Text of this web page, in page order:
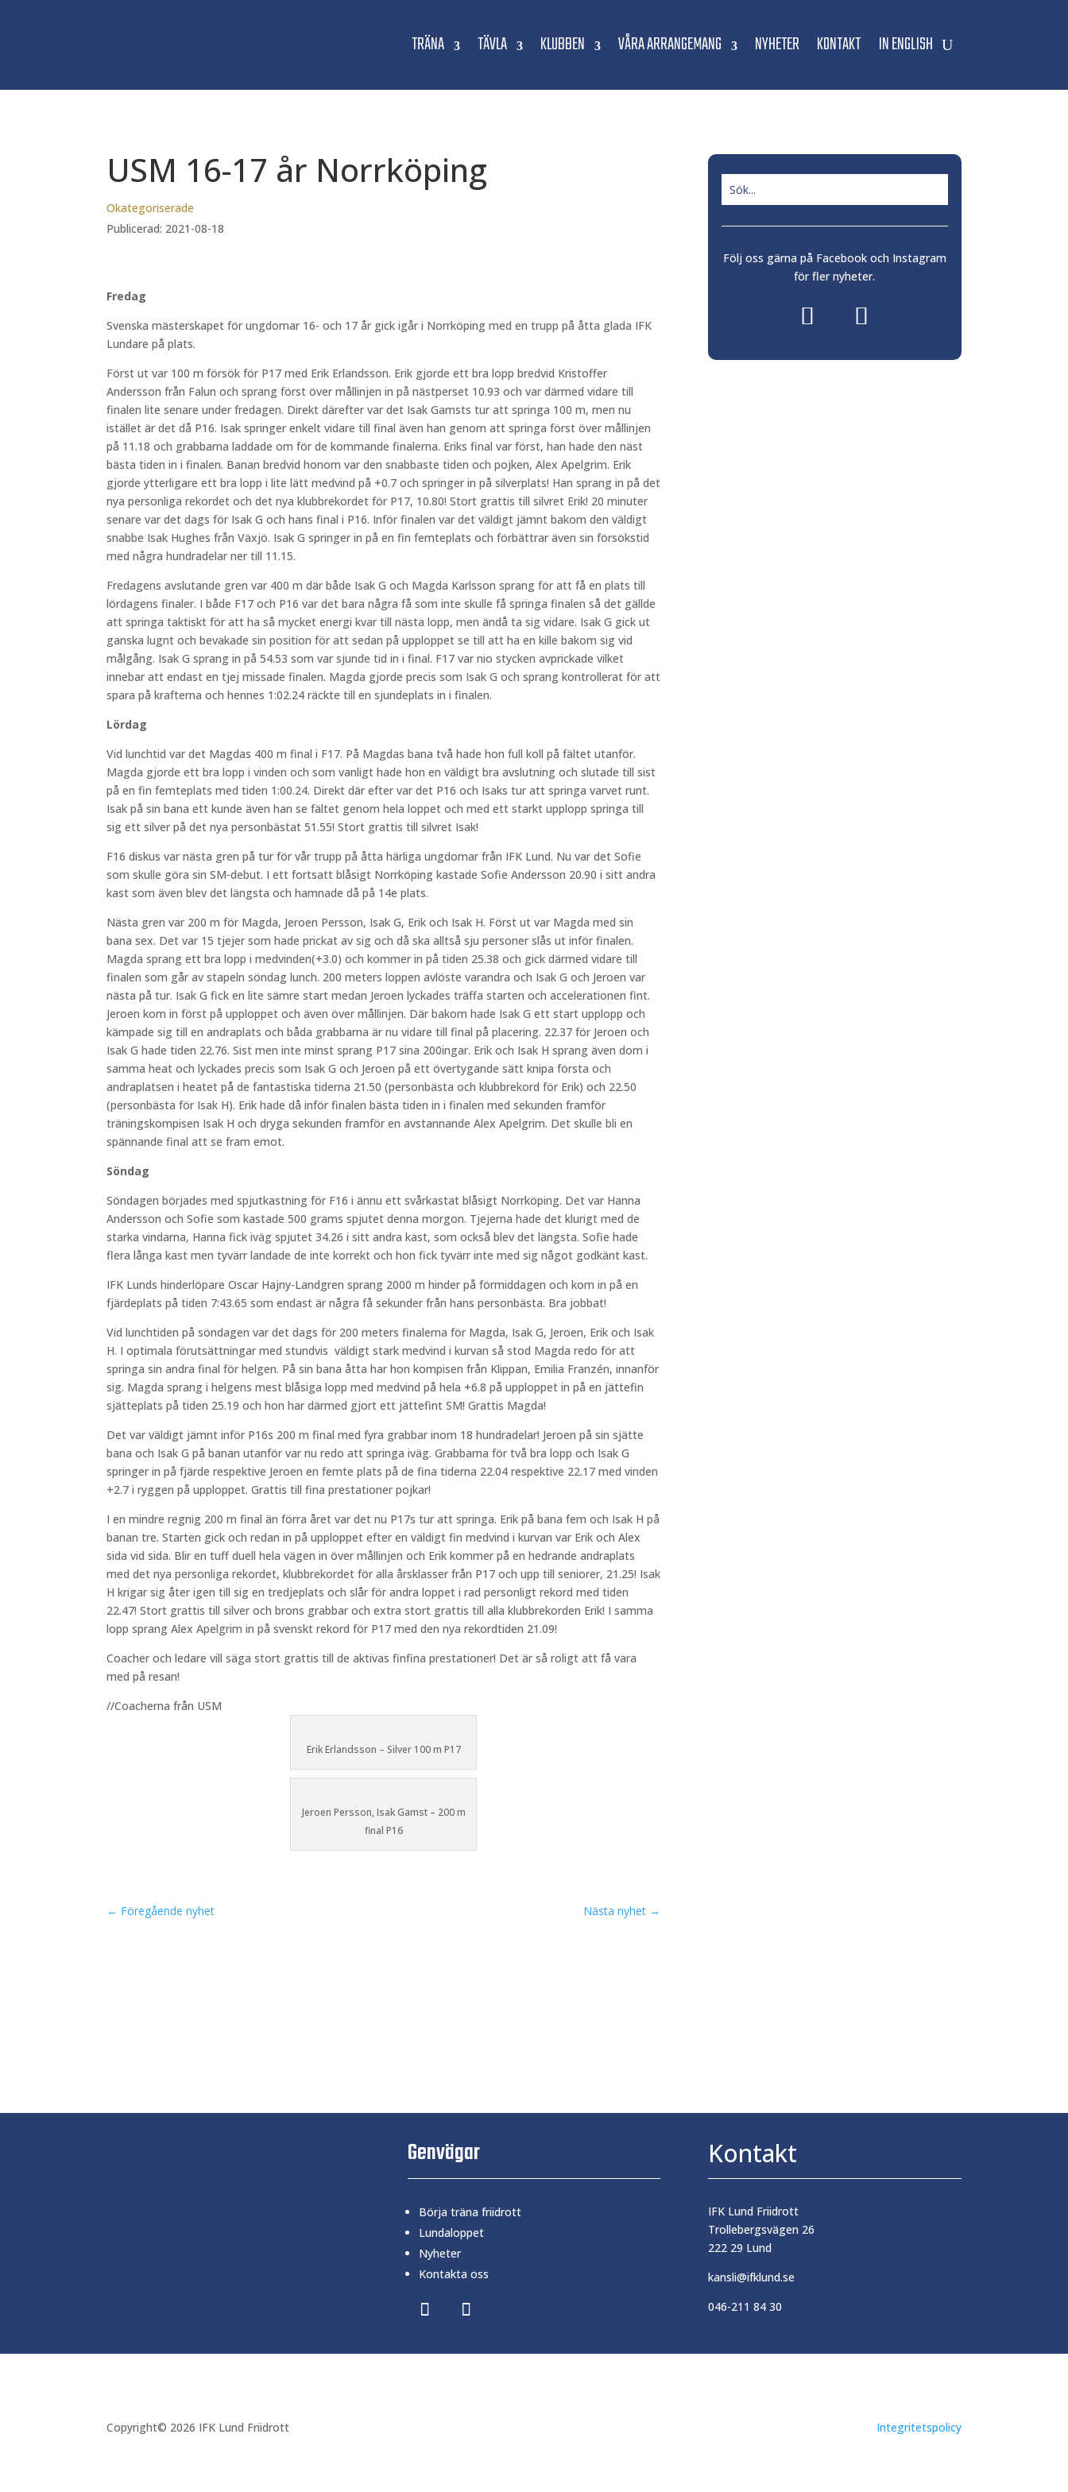
TRÄNA TÄVLA KLUBBEN VÅRA ARRANGEMANG NYHETER KONTAKT IN ENGLISH
USM 16-17 år Norrköping
Okategoriserade
Publicerad: 2021-08-18
Fredag
Svenska mästerskapet för ungdomar 16- och 17 år gick igår i Norrköping med en trupp på åtta glada IFK
Lundare på plats.
Först ut var 100 m försök för P17 med Erik Erlandsson. Erik gjorde ett bra lopp bredvid Kristoffer
Andersson från Falun och sprang först över mållinjen in på nästperset 10.93 och var därmed vidare till
finalen lite senare under fredagen. Direkt därefter var det Isak Gamsts tur att springa 100 m, men nu
istället är det då P16. Isak springer enkelt vidare till final även han genom att springa först över mållinjen
på 11.18 och grabbarna laddade om för de kommande finalerna. Eriks final var först, han hade den näst
bästa tiden in i finalen. Banan bredvid honom var den snabbaste tiden och pojken, Alex Apelgrim. Erik
gjorde ytterligare ett bra lopp i lite lätt medvind på +0.7 och springer in på silverplats! Han sprang in på det
nya personliga rekordet och det nya klubbrekordet för P17, 10.80! Stort grattis till silvret Erik! 20 minuter
senare var det dags för Isak G och hans final i P16. Inför finalen var det väldigt jämnt bakom den väldigt
snabbe Isak Hughes från Växjö. Isak G springer in på en fin femteplats och förbättrar även sin försökstid
med några hundradelar ner till 11.15.
Fredagens avslutande gren var 400 m där både Isak G och Magda Karlsson sprang för att få en plats till
lördagens finaler. I både F17 och P16 var det bara några få som inte skulle få springa finalen så det gällde
att springa taktiskt för att ha så mycket energi kvar till nästa lopp, men ändå ta sig vidare. Isak G gick ut
ganska lugnt och bevakade sin position för att sedan på upploppet se till att ha en kille bakom sig vid
målgång. Isak G sprang in på 54.53 som var sjunde tid in i final. F17 var nio stycken avprickade vilket
innebar att endast en tjej missade finalen. Magda gjorde precis som Isak G och sprang kontrollerat för att
spara på krafterna och hennes 1:02.24 räckte till en sjundeplats in i finalen.
Lördag
Vid lunchtid var det Magdas 400 m final i F17. På Magdas bana två hade hon full koll på fältet utanför.
Magda gjorde ett bra lopp i vinden och som vanligt hade hon en väldigt bra avslutning och slutade till sist
på en fin femteplats med tiden 1:00.24. Direkt där efter var det P16 och Isaks tur att springa varvet runt.
Isak på sin bana ett kunde även han se fältet genom hela loppet och med ett starkt upplopp springa till
sig ett silver på det nya personbästat 51.55! Stort grattis till silvret Isak!
F16 diskus var nästa gren på tur för vår trupp på åtta härliga ungdomar från IFK Lund. Nu var det Sofie
som skulle göra sin SM-debut. I ett fortsatt blåsigt Norrköping kastade Sofie Andersson 20.90 i sitt andra
kast som även blev det längsta och hamnade då på 14e plats.
Nästa gren var 200 m för Magda, Jeroen Persson, Isak G, Erik och Isak H. Först ut var Magda med sin
bana sex. Det var 15 tjejer som hade prickat av sig och då ska alltså sju personer slås ut inför finalen.
Magda sprang ett bra lopp i medvinden(+3.0) och kommer in på tiden 25.38 och gick därmed vidare till
finalen som går av stapeln söndag lunch. 200 meters loppen avlöste varandra och Isak G och Jeroen var
nästa på tur. Isak G fick en lite sämre start medan Jeroen lyckades träffa starten och accelerationen fint.
Jeroen kom in först på upploppet och även över mållinjen. Där bakom hade Isak G ett start upplopp och
kämpade sig till en andraplats och båda grabbarna är nu vidare till final på placering. 22.37 för Jeroen och
Isak G hade tiden 22.76. Sist men inte minst sprang P17 sina 200ingar. Erik och Isak H sprang även dom i
samma heat och lyckades precis som Isak G och Jeroen på ett övertygande sätt knipa första och
andraplatsen i heatet på de fantastiska tiderna 21.50 (personbästa och klubbrekord för Erik) och 22.50
(personbästa för Isak H). Erik hade då inför finalen bästa tiden in i finalen med sekunden framför
träningskompisen Isak H och dryga sekunden framför en avstannande Alex Apelgrim. Det skulle bli en
spännande final att se fram emot.
Söndag
Söndagen börjades med spjutkastning för F16 i ännu ett svårkastat blåsigt Norrköping. Det var Hanna
Andersson och Sofie som kastade 500 grams spjutet denna morgon. Tjejerna hade det klurigt med de
starka vindarna, Hanna fick iväg spjutet 34.26 i sitt andra kast, som också blev det längsta. Sofie hade
flera långa kast men tyvärr landade de inte korrekt och hon fick tyvärr inte med sig något godkänt kast.
IFK Lunds hinderlöpare Oscar Hajny-Landgren sprang 2000 m hinder på förmiddagen och kom in på en
fjärdeplats på tiden 7:43.65 som endast är några få sekunder från hans personbästa. Bra jobbat!
Vid lunchtiden på söndagen var det dags för 200 meters finalerna för Magda, Isak G, Jeroen, Erik och Isak
H. I optimala förutsättningar med stundvis väldigt stark medvind i kurvan så stod Magda redo för att
springa sin andra final för helgen. På sin bana åtta har hon kompisen från Klippan, Emilia Franzén, innanför
sig. Magda sprang i helgens mest blåsiga lopp med medvind på hela +6.8 på upploppet in på en jättefin
sjätteplats på tiden 25.19 och hon har därmed gjort ett jättefint SM! Grattis Magda!
Det var väldigt jämnt inför P16s 200 m final med fyra grabbar inom 18 hundradelar! Jeroen på sin sjätte
bana och Isak G på banan utanför var nu redo att springa iväg. Grabbarna för två bra lopp och Isak G
springer in på fjärde respektive Jeroen en femte plats på de fina tiderna 22.04 respektive 22.17 med vinden
+2.7 i ryggen på upploppet. Grattis till fina prestationer pojkar!
I en mindre regnig 200 m final än förra året var det nu P17s tur att springa. Erik på bana fem och Isak H på
banan tre. Starten gick och redan in på upploppet efter en väldigt fin medvind i kurvan var Erik och Alex
sida vid sida. Blir en tuff duell hela vägen in över mållinjen och Erik kommer på en hedrande andraplats
med det nya personliga rekordet, klubbrekordet för alla årsklasser från P17 och upp till seniorer, 21.25! Isak
H krigar sig åter igen till sig en tredjeplats och slår för andra loppet i rad personligt rekord med tiden
22.47! Stort grattis till silver och brons grabbar och extra stort grattis till alla klubbrekorden Erik! I samma
lopp sprang Alex Apelgrim in på svenskt rekord för P17 med den nya rekordtiden 21.09!
Coacher och ledare vill säga stort grattis till de aktivas finfina prestationer! Det är så roligt att få vara
med på resan!
//Coacherna från USM
Erik Erlandsson – Silver 100 m P17
Jeroen Persson, Isak Gamst – 200 m
final P16
← Föregående nyhet Nästa nyhet →
Följ oss gärna på Facebook och Instagram
för fler nyheter.
Genvägar
Börja träna friidrott
Lundaloppet
Nyheter
Kontakta oss
Kontakt
IFK Lund Friidrott
Trollebergsvägen 26
222 29 Lund
kansli@ifklund.se
046-211 84 30
Copyright© 2026 IFK Lund Friidrott Integritetspolicy